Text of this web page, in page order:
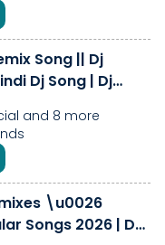
Song || Dj
Dj Song | Dj
and 8 more
\u0026
Songs 2026 | DJ